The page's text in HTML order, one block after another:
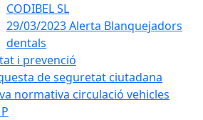
CODIBEL SL
29/03/2023 Alerta Blanquejadors
dentals
i prevenció
de seguretat ciutadana
normativa circulació vehicles